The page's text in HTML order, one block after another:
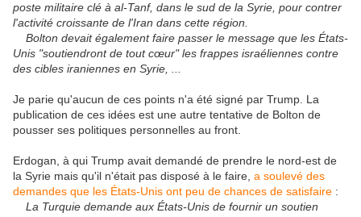
poste militaire clé à al-Tanf, dans le sud de la Syrie, pour contrer
l'activité croissante de l'Iran dans cette région.
Bolton devait également faire passer le message que les États-
Unis "soutiendront de tout cœur" les frappes israéliennes contre
des cibles iraniennes en Syrie, ...
Je parie qu'aucun de ces points n'a été signé par Trump. La
publication de ces idées est une autre tentative de Bolton de
pousser ses politiques personnelles au front.
Erdogan, à qui Trump avait demandé de prendre le nord-est de
la Syrie mais qu'il n'était pas disposé à le faire, a soulevé des
demandes que les États-Unis ont peu de chances de satisfaire :
La Turquie demande aux États-Unis de fournir un soutien